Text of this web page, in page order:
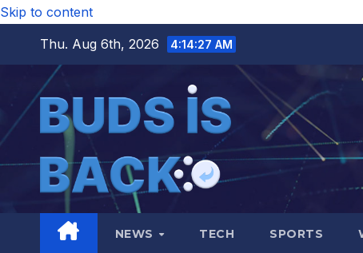
Skip to content
Thu. Aug 6th, 2026
4:14:28 AM
NEWS TECH SPORTS